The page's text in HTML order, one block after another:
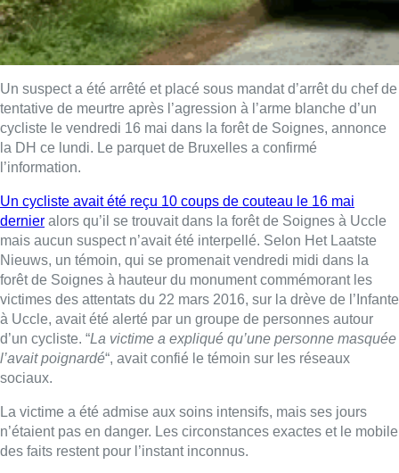
Un suspect a été arrêté et placé sous mandat d’arrêt du chef de
tentative de meurtre après l’agression à l’arme blanche d’un
cycliste le vendredi 16 mai dans la forêt de Soignes, annonce
la DH ce lundi. Le parquet de Bruxelles a confirmé
l’information.
Un cycliste avait été reçu 10 coups de couteau le 16 mai
dernier alors qu’il se trouvait dans la forêt de Soignes à Uccle
mais aucun suspect n’avait été interpellé. Selon Het Laatste
Nieuws, un témoin, qui se promenait vendredi midi dans la
forêt de Soignes à hauteur du monument commémorant les
victimes des attentats du 22 mars 2016, sur la drève de l’Infante
à Uccle, avait été alerté par un groupe de personnes autour
d’un cycliste. “La victime a expliqué qu’une personne masquée
l’avait poignardé“, avait confié le témoin sur les réseaux
sociaux.
La victime a été admise aux soins intensifs, mais ses jours
n’étaient pas en danger. Les circonstances exactes et le mobile
des faits restent pour l’instant inconnus.